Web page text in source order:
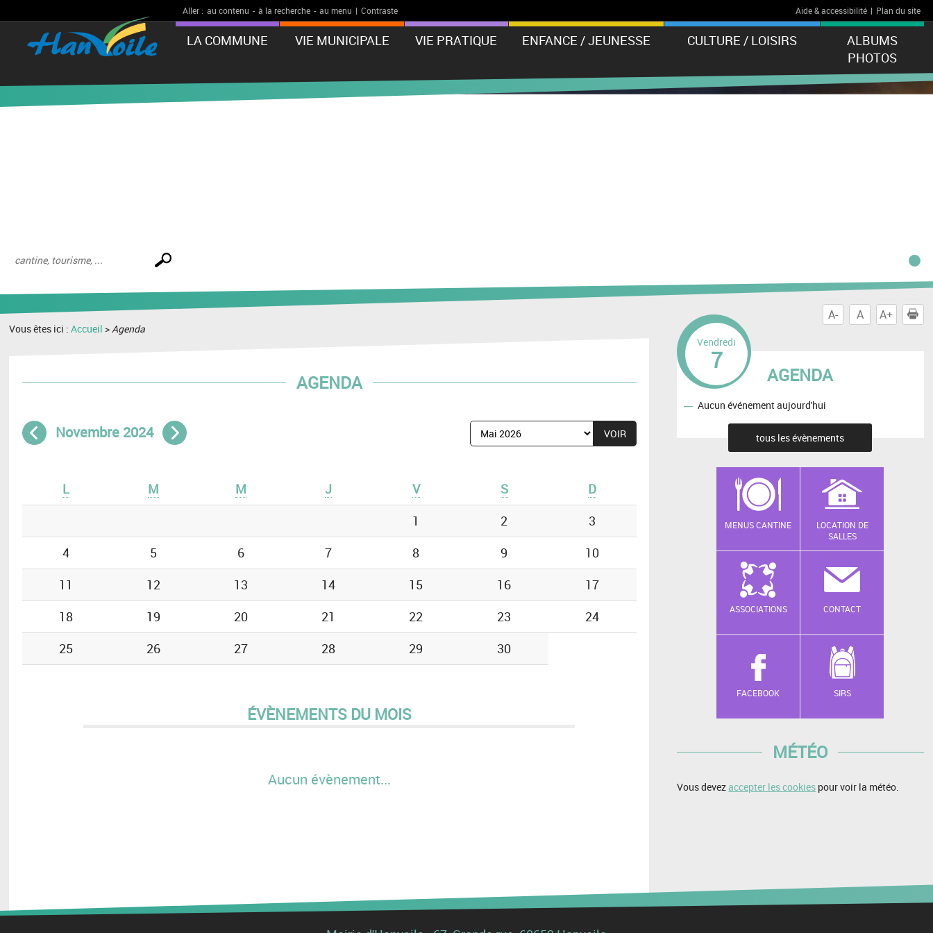
Aller : au contenu - à la recherche - au menu | Contraste Aide & accessibilité | Plan du site
LA COMMUNE VIE MUNICIPALE VIE PRATIQUE ENFANCE / JEUNESSE CULTURE / LOISIRS
ALBUMS
PHOTOS
Effectuer
A- A A+
Vous êtes ici :Accueil >Agenda
AGENDA
Mois précédent
Novembre 2024
Mois suivant
Afficher
le
L M M J V S
D
1
2
3
4
5 6 7 8 9
10
11
12 13 14 15 16
17
18
19 20 21 22 23
24
25
26 27 28 29 30
ÉVÈNEMENTS DU MOIS
Aucun évènement...
AGENDA
Vendredi
7
Aucun événement aujourd'hui
tous les évènements
MENUS CANTINE
LOCATION DE
SALLES
ASSOCIATIONS CONTACT
FACEBOOK SIRS
MÉTÉO
Vous devezaccepter les cookies pour voir la météo.